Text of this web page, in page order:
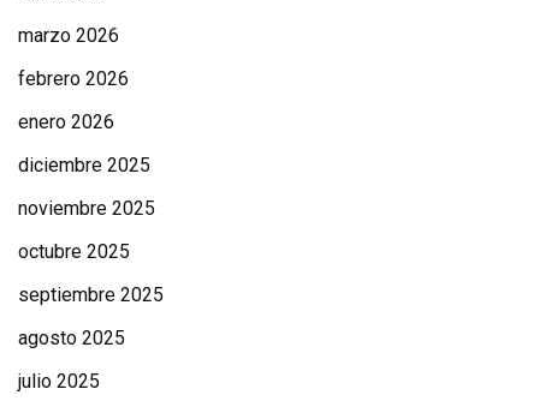
marzo 2026
febrero 2026
enero 2026
diciembre 2025
noviembre 2025
octubre 2025
septiembre 2025
agosto 2025
julio 2025